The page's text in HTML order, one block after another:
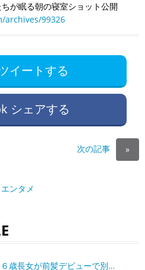
が眠る朝の寝室ショット公開
archives/99326
イートする
シェアする
次の記事 »
ンタメ
歳長女が前髪デビューで別…